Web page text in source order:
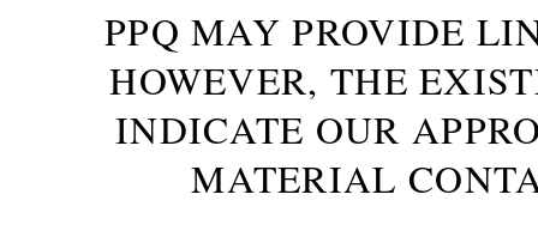
PPQ MAY PROVIDE
HOWEVER, THE
INDICATE OUR
MATERIAL